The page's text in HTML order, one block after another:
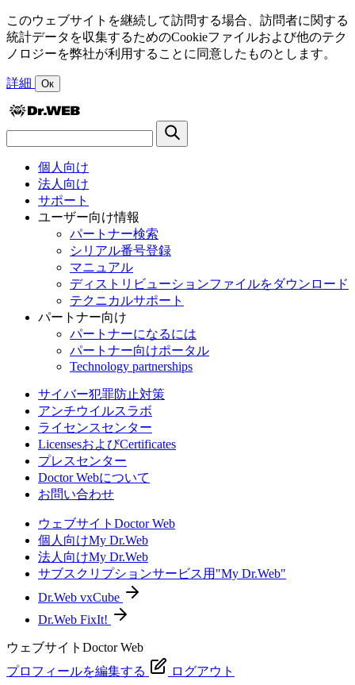
このウェブサイトを継続して訪問する場合、訪問者に関する
統計データを収集するためのCookieファイルおよび他のテク
ノロジーを弊社が利用することに同意したものとします。
詳細 Ок
個人向け
法人向け
サポート
ユーザー向け情報
パートナー検索
シリアル番号登録
マニュアル
ディストリビューションファイルをダウンロード
テクニカルサポート
パートナー向け
パートナーになるには
パートナー向けポータル
Technology partnerships
サイバー犯罪防止対策
アンチウイルスラボ
ライセンスセンター
LicensesおよびCertificates
プレスセンター
Doctor Webについて
お問い合わせ
ウェブサイトDoctor Web
個人向けMy Dr.Web
法人向けMy Dr.Web
サブスクリプションサービス用"My Dr.Web"
Dr.Web vxCube
Dr.Web FixIt!
ウェブサイトDoctor Web
プロフィールを編集する
ログアウト